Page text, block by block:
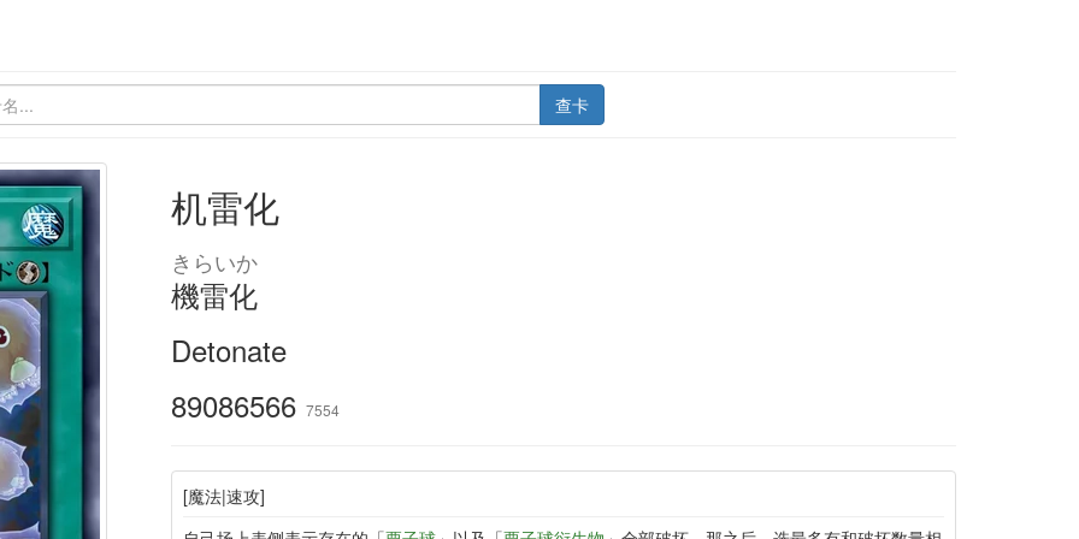
查卡
机雷化
きらいか
機雷化
Detonate
89086566 7554
[魔法|速攻]